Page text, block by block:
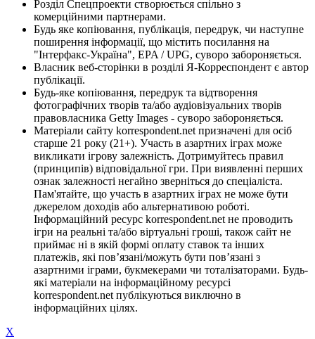
Розділ Спецпроекти створюється спільно з
комерційними партнерами.
Будь яке копіювання, публікація, передрук, чи наступне
поширення інформації, що містить посилання на
"Інтерфакс-Україна", EPA / UPG, суворо забороняється.
Власник веб-сторінки в розділі Я-Корреспондент є автор
публікації.
Будь-яке копіювання, передрук та відтворення
фотографічних творів та/або аудіовізуальних творів
правовласника Getty Images - суворо забороняється.
Матеріали сайту korrespondent.net призначені для осіб
старше 21 року (21+). Участь в азартних іграх може
викликати ігрову залежність. Дотримуйтесь правил
(принципів) відповідальної гри. При виявленні перших
ознак залежності негайно зверніться до спеціаліста.
Пам'ятайте, що участь в азартних іграх не може бути
джерелом доходів або альтернативою роботі.
Інформаційний ресурс korrespondent.net не проводить
ігри на реальні та/або віртуальні гроші, також сайт не
приймає ні в якій формі оплату ставок та інших
платежів, які пов’язані/можуть бути пов’язані з
азартними іграми, букмекерами чи тоталізаторами. Будь-
які матеріали на інформаційному ресурсі
korrespondent.net публікуються виключно в
інформаційних цілях.
X